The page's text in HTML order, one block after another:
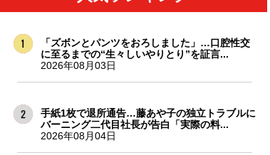
「ズボンとパンツをおろしました」…口腔性交
に至るまでの“生々しいやりとり”を証言...
2026年08月03日
手紙1枚で退所通告…藤あや子の独立トラブルに
バーニング二代目社長が告白「実際の料...
2026年08月04日